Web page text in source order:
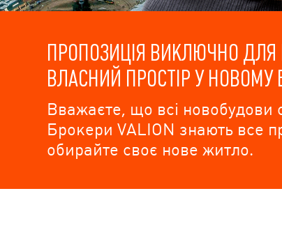
ПРОПОЗИЦІЯ ВИКЛЮЧНО ДЛЯ
ВЛАСНИЙ ПРОСТІР У НОВОМУ
Вважаєте, що всі новобудови
Брокери VALION знають все
обирайте своє нове житло.